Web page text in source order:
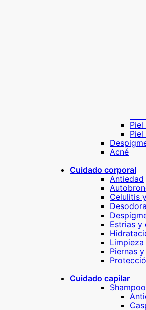
Acné
Cuidado corporal
Antiedad
Celulitis
Estrias y
Piernas
Cuidado capilar
Shampoo